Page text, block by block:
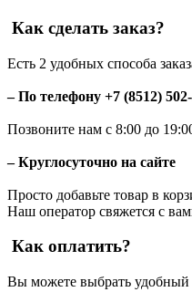
Как сделать заказ?
Есть 2 удобных способа
– По телефону +7 (8512)
Позвоните нам с 8:00 до
– Круглосуточно на сайте
Просто добавьте товар в
Наш оператор свяжется с
Как оплатить?
Вы можете выбрать удобный